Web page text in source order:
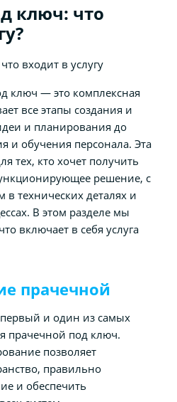
ключ: что
ключ — это комплексная
все этапы создания и
и планирования до
и обучения персонала. Эта
тех, кто хочет получить
решение, с
технических деталях и
В этом разделе мы
включает в себя услуга
прачечной
и один из самых
прачечной под ключ.
позволяет
правильно
и обеспечить